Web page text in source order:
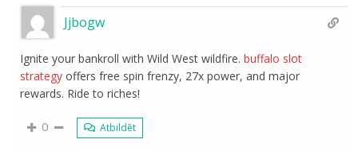
Jjbogw
Ignite your bankroll with Wild West wildfire.buffalo slot
strategy offers free spin frenzy, 27x power, and major
rewards. Ride to riches!
0 Atbildēt